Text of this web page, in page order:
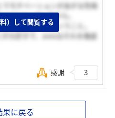
モチベーションがあがる性格
にマッチしたから。
大好きだったということ。
が大好きで、avexはそれを徹底
）して閲覧する
感謝 3
果に戻る